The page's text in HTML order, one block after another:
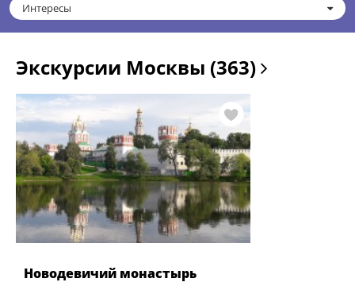
Интересы
Экскурсии Москвы (363)
Новодевичий монастырь